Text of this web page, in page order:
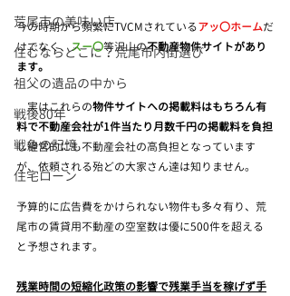
荒尾市の美味い店
住むならどこに？荒尾市内街選び
祖父の遺品の中から
戦後80年
戦争の記憶
住宅ローン
今の時期から頻繁にTVCMされているアッ〇ホームだ
けでなく、スー〇等沢山の不動産物件サイトがあり
ます。
実はこれらの物件サイトへの掲載料はもちろん有
料で不動産会社が1件当たり月数千円の掲載料を負担
し経営的にも不動産会社の高負担となっています
が、依頼される殆どの大家さん達は知りません。
予算的に広告費をかけられない物件も多々有り、荒
尾市の賃貸用不動産の空室数は優に500件を超える
と予想されます。
残業時間の短縮化政策の影響で残業手当を稼げず手